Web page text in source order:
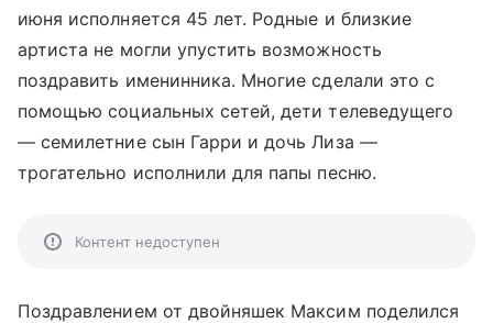
июня исполняется 45 лет. Родные и близкие
артиста не могли упустить возможность
поздравить именинника. Многие сделали это с
помощью социальных сетей, дети телеведущего
— семилетние сын Гарри и дочь Лиза —
трогательно исполнили для папы песню.
Контент недоступен
Поздравлением от двойняшек Максим поделился